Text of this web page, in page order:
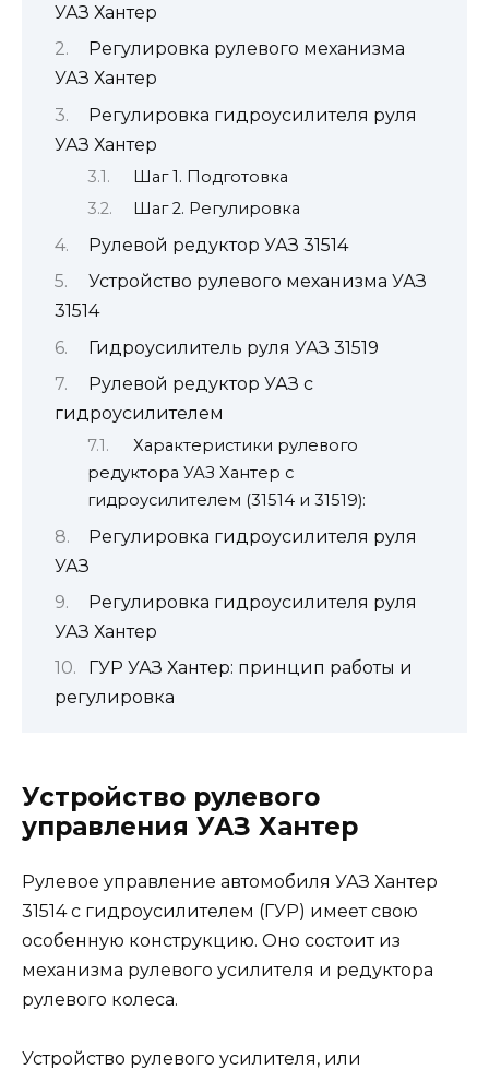
УАЗ Хантер
Регулировка рулевого механизма
УАЗ Хантер
Регулировка гидроусилителя руля
УАЗ Хантер
Шаг 1. Подготовка
Шаг 2. Регулировка
Рулевой редуктор УАЗ 31514
Устройство рулевого механизма УАЗ
31514
Гидроусилитель руля УАЗ 31519
Рулевой редуктор УАЗ с
гидроусилителем
Характеристики рулевого
редуктора УАЗ Хантер с
гидроусилителем (31514 и 31519):
Регулировка гидроусилителя руля
УАЗ
Регулировка гидроусилителя руля
УАЗ Хантер
ГУР УАЗ Хантер: принцип работы и
регулировка
Устройство рулевого
управления УАЗ Хантер
Рулевое управление автомобиля УАЗ Хантер
31514 с гидроусилителем (ГУР) имеет свою
особенную конструкцию. Оно состоит из
механизма рулевого усилителя и редуктора
рулевого колеса.
Устройство рулевого усилителя, или